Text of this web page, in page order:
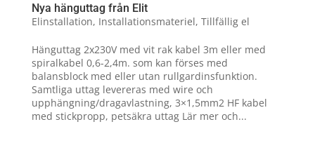
Nya hänguttag från Elit
Elinstallation, Installationsmateriel, Tillfällig el
Hänguttag 2x230V med vit rak kabel 3m eller med
spiralkabel 0,6-2,4m. som kan förses med
balansblock med eller utan rullgardinsfunktion.
Samtliga uttag levereras med wire och
upphängning/dragavlastning, 3×1,5mm2 HF kabel
med stickpropp, petsäkra uttag Lär mer och...